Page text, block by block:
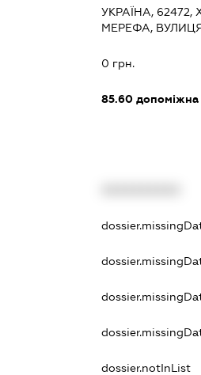
УКРАЇНА,
МЕРЕФА,
0 грн.
85.60допоміжна
dossier.notInList